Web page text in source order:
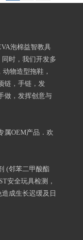
泡棉益智教具
同时，我们开发多
物造型拖鞋，
链，手链，发
做，发挥创意与
属OEM产品．欢
(邻苯二甲酸酯
安全玩具检测，
成生长迟缓及日